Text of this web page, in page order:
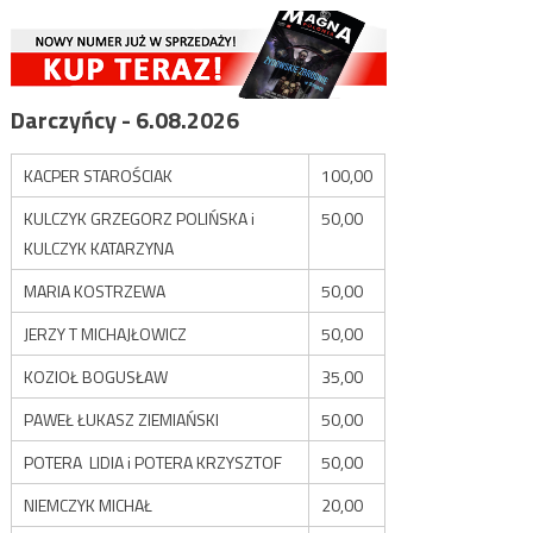
Darczyńcy - 6.08.2026
KACPER STAROŚCIAK
100,00
KULCZYK GRZEGORZ POLIŃSKA i
KULCZYK KATARZYNA
50,00
MARIA KOSTRZEWA
50,00
JERZY T MICHAJŁOWICZ
50,00
KOZIOŁ BOGUSŁAW
35,00
PAWEŁ ŁUKASZ ZIEMIAŃSKI
50,00
POTERA LIDIA i POTERA KRZYSZTOF
50,00
NIEMCZYK MICHAŁ
20,00